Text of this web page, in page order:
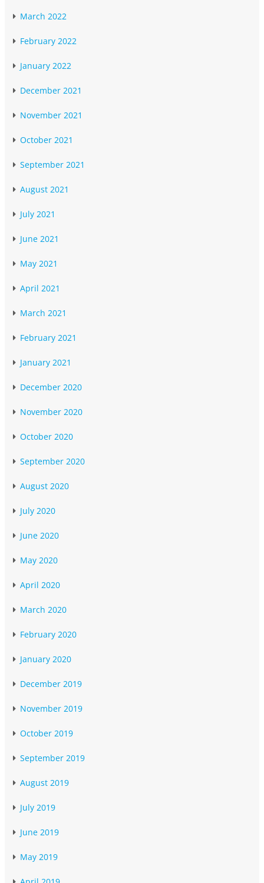
March 2022
February 2022
January 2022
December 2021
November 2021
October 2021
September 2021
August 2021
July 2021
June 2021
May 2021
April 2021
March 2021
February 2021
January 2021
December 2020
November 2020
October 2020
September 2020
August 2020
July 2020
June 2020
May 2020
April 2020
March 2020
February 2020
January 2020
December 2019
November 2019
October 2019
September 2019
August 2019
July 2019
June 2019
May 2019